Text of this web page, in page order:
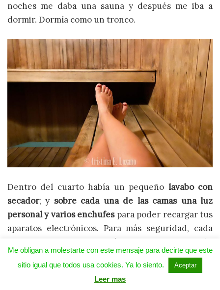
noches me daba una sauna y después me iba a
dormir. Dormía como un tronco.
Dentro del cuarto había un pequeño lavabo con
secador; y sobre cada una de las camas una luz
personal y varios enchufespara poder recargar tus
aparatos electrónicos. Para más seguridad, cada
una de las chicas que estábamos en la habitación
teníamos una taquilla grandeen la que cabía una
mochila o maleta de cabina. Como en muchos otros
, para usar esta taquilla era necesario llevar
Me obligan a molestarte con este mensaje para decirte que este
sitio igual que todos usa cookies. Ya lo siento.
Aceptar
Leer mas